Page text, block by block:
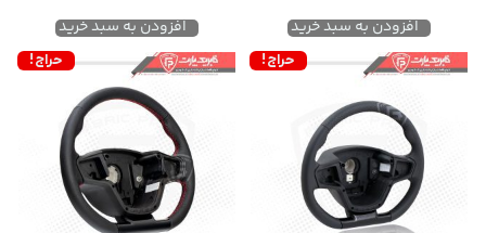
افزودن به سبد خرید افزودن به سبد خرید
حراج! حراج!